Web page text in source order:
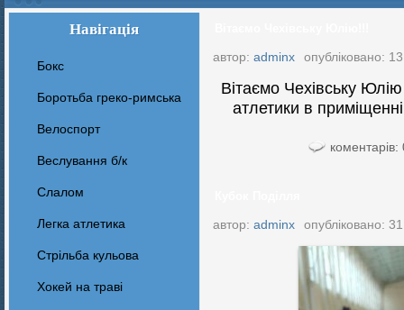
Навігація
Бокс
Боротьба греко-римська
Велоспорт
Веслування б/к
Cлалом
Легка атлетика
Стрільба кульова
Хокей на траві
автор: adminx опубліковано:
Вітаємо Чехівську Юлію
атлетики в
коментарів:
автор: adminx опубліковано: